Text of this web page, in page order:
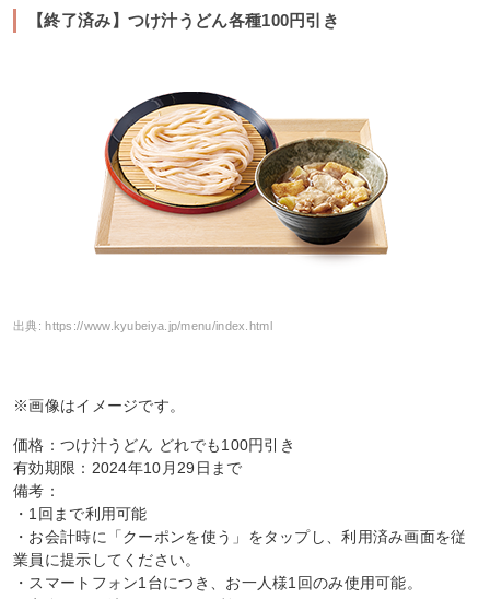
【終了済み】つけ汁うどん各種100円引き
出典: https://www.kyubeiya.jp/menu/index.html
※画像はイメージです。
価格：つけ汁うどん どれでも100円引き
有効期限：2024年10月29日まで
備考：
・1回まで利用可能
・お会計時に「クーポンを使う」をタップし、利用済み画面を従
業員に提示してください。
・スマートフォン1台につき、お一人様1回のみ使用可能。